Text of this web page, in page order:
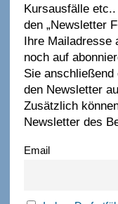
Kursausfälle
den „Newsletter
Ihre Mailadresse
noch auf
Sie
den Newsletter
Zusätzlich
Newsletter des
Email